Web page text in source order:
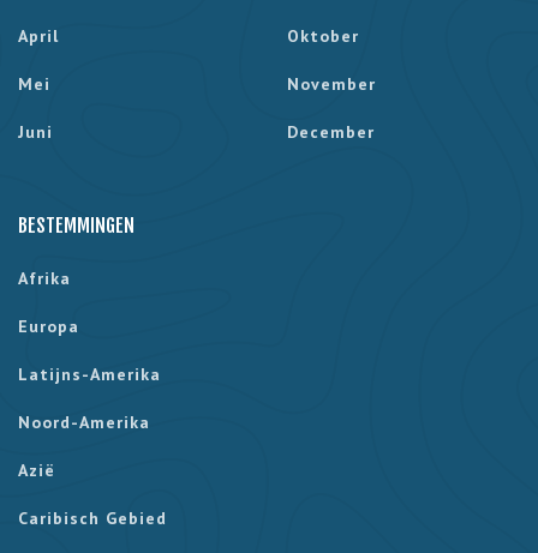
April
Mei
Juni
Oktober
November
December
BESTEMMINGEN
Afrika
Europa
Latijns-Amerika
Noord-Amerika
Azië
Caribisch Gebied